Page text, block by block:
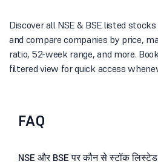
Discover all NSE & BSE listed
and compare companies by price,
ratio, 52-week range, and more.
filtered view for quick access
FAQ
NSE और BSE पर कौन से स्टॉक